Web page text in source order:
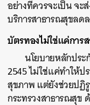
อย่างที่ควรจะเป็น จะ
บริการสาธารณสุขลด
บัตรทองไม่ใช่แค่กา
นโยบายหลักปร
2545 ไม่ใช่แค่ทำให้
สุขภาพ แต่ยังช่วยปฏิ
กระทรวงสาธารณสุข